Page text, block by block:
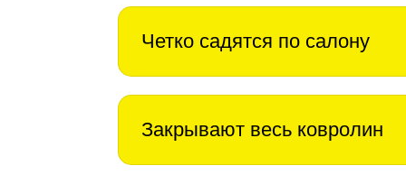
Четко садятся по салону
Закрывают весь ковролин